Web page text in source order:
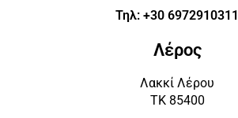
Τηλ: +30 6972910311
Λέρος
Λακκί Λέρου
ΤΚ 85400